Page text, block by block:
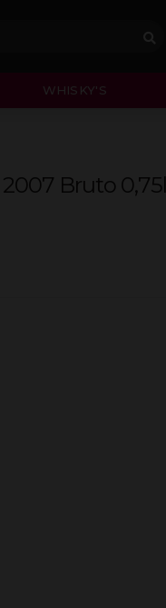
WHISKY'S
Bruto 0,75l